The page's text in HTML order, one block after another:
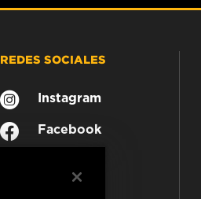
REDES SOCIALES
Instagram
Facebook